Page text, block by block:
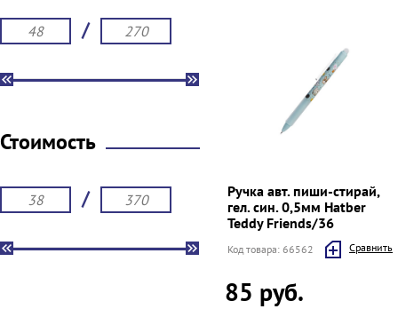
/
Стоимость
/
Ручка авт. пиши-стирай,
гел. син. 0,5мм Hatber
Teddy Friends/36
Код товара: 66562 Cравнить
85 руб.